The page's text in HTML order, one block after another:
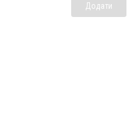
Додати